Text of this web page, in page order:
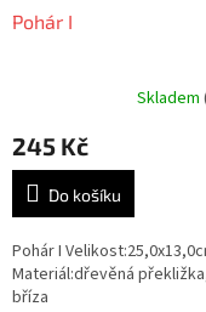
Pohár I
Skladem
245 Kč
Do košíku
Pohár I
Materiál:dřevěná
bříza